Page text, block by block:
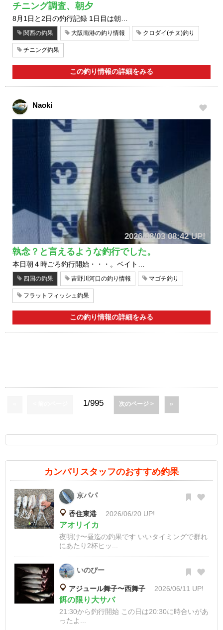
チニング調査、朝夕
8月1日と2日の釣行記録 1日目は朝…
関西の釣果 大阪南港の釣り情報 クロダイ(チヌ)釣り
チニング釣果
この釣り情報の詳細をみる
Naoki
2026/08/03 08:42 UP!
執念？と言えるような釣行でした。
本日朝４時ごろ釣行開始・・・。ベイト…
四国の釣果 吉野川河口の釣り情報 マゴチ釣り
フラットフィッシュ釣果
この釣り情報の詳細をみる
1/995 次のページ > »
カンパリスタッフのおすすめ釣果
京パパ
香住東港 2026/06/20 UP!
アオリイカ
夜明け〜昼迄の釣果です いいタイミングで群れ
にあたり2杯ヒッ...
いのぴー
アジュール舞子〜西舞子 2026/06/11 UP!
餌の限り大サバ
21:30から釣行開始 この日は20:30に時合いがあ
ったよ...